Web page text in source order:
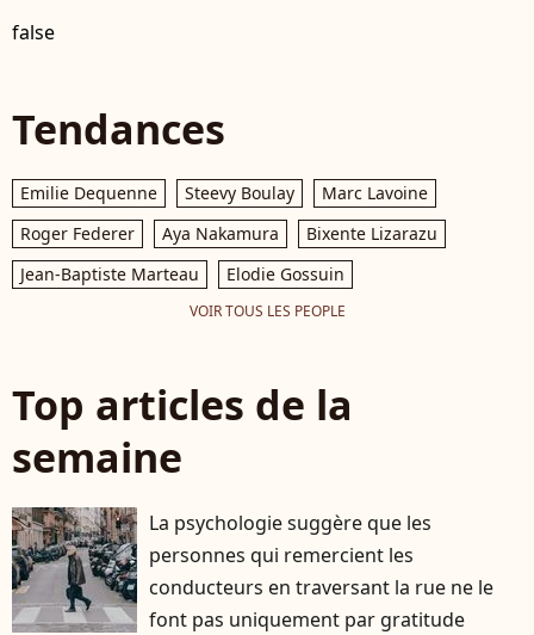
false
Tendances
Emilie Dequenne Steevy Boulay
Marc Lavoine
Roger Federer
Aya Nakamura
Bixente Lizarazu
Jean-Baptiste Marteau
Elodie Gossuin
VOIR TOUS LES PEOPLE
Top articles de la
semaine
La psychologie suggère que les
personnes qui remercient les
conducteurs en traversant la rue ne le
font pas uniquement par gratitude